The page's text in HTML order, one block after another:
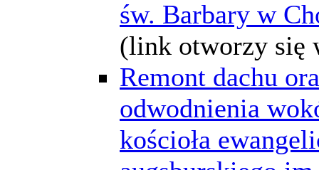
św. Barbary w
(link otworzy się
Remont dachu
odwodnienia
kościoła